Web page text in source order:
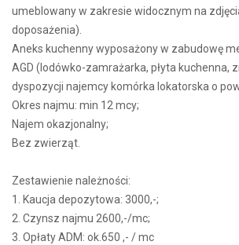
umeblowany w zakresie widocznym na
doposażenia).
Aneks kuchenny wyposażony w zabudowę
AGD (lodówko-zamrażarka, płyta kuchenna,
dyspozycji najemcy komórka lokatorska o
Okres najmu: min 12 mcy;
Najem okazjonalny;
Bez zwierząt.
Zestawienie należności:
1. Kaucja depozytowa: 3000,-;
2. Czynsz najmu 2600,-/mc;
3. Opłaty ADM: ok.650 ,- / mc